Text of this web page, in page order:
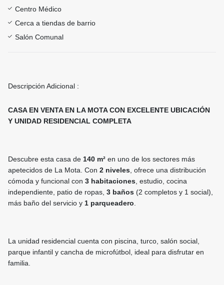
Centro Médico
Cerca a tiendas de barrio
Salón Comunal
Descripción Adicional :
CASA EN VENTA EN LA MOTA CON EXCELENTE UBICACIÓN
Y UNIDAD RESIDENCIAL COMPLETA
Descubre esta casa de 140 m² en uno de los sectores más
apetecidos de La Mota. Con 2 niveles , ofrece una distribución
cómoda y funcional con 3 habitaciones , estudio, cocina
independiente, patio de ropas, 3 baños (2 completos y 1 social),
más baño del servicio y 1 parqueadero
La unidad residencial cuenta con piscina, turco, salón social,
parque infantil y cancha de microfútbol, ideal para disfrutar en
familia.